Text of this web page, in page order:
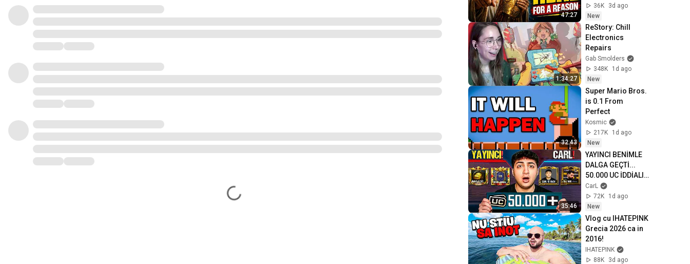
47:27
Today | Gods
Message Now
36K
3d ago
New
1:34:27
ReStory: Chill
Electronics
Repairs
Gab Smolders
348K
1d ago
New
32:43
Super Mario Bros.
is 0.1 From
Perfect
Kosmic
217K
1d ago
New
35:46
YAYINCI BENİMLE
DALGA GEÇTİ...
50.000 UC İDDİALI
VS ATTIK! | PUBG
Mobile
CarL
72K
1d ago
New
Vlog cu IHATEPINK
Grecia 2026 ca in
2016!
IHATEPINK
88K
3d ago